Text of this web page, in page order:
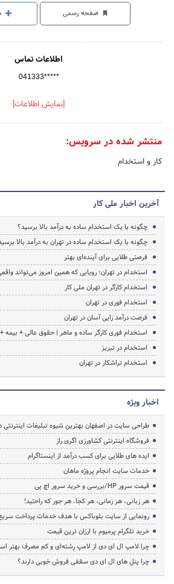
صفحه رسمی
اطلاعات تماس
041333*****
[نمایش اطلاعات]
منتشر شده در سرویس:
کار و استخدام
آخرین اخبار ملی کار
چگونه با یک استخدام ساده به درآمد بالا برسید؟
چگونه با یک استخدام ساده در تهران به درآمد بالا
فرصتی طلایی برای آینده‌ای بهتر
استخدام در تهران؛ رویایی که همین امروز می‌تواند
استخدام کارگر در تهران ملی کار
استخدام فوری در تهران
فرصت درآمد زایی آسان در تهران
استخدام فوری کارگر ساده و ماهر | حقوق عالی + بیمه +
استخدام در تبریز
استخدام تراشکار در تهران
اخبار ویژه
طراحی سایت در اصفهان بهترین شیوه تبلیغات اینترنتی
فروشگاه اینترنتی کشاورزی اگری راز
ایده های طلایی برای کسب درآمد از اینستاگرام
خدمات سایت انجام پروژه ماهان
قیمت سرور HP/بررسی و خرید سرور اچ پی
هر زبانی، هر زمانی، هر کجا، هر جور که راحتید!
رونمایی از سایت بلوباکس با هدف خدمات پرداخت سریع
خرید تلگرام پرمیوم با ارزان ترین قیمت
چرا لامپ ال ای دی از لامپ رشته‌ای و کم مصرف بهتر
چرا پنل های ال ای دی سقفی فروش خوبی دارند؟